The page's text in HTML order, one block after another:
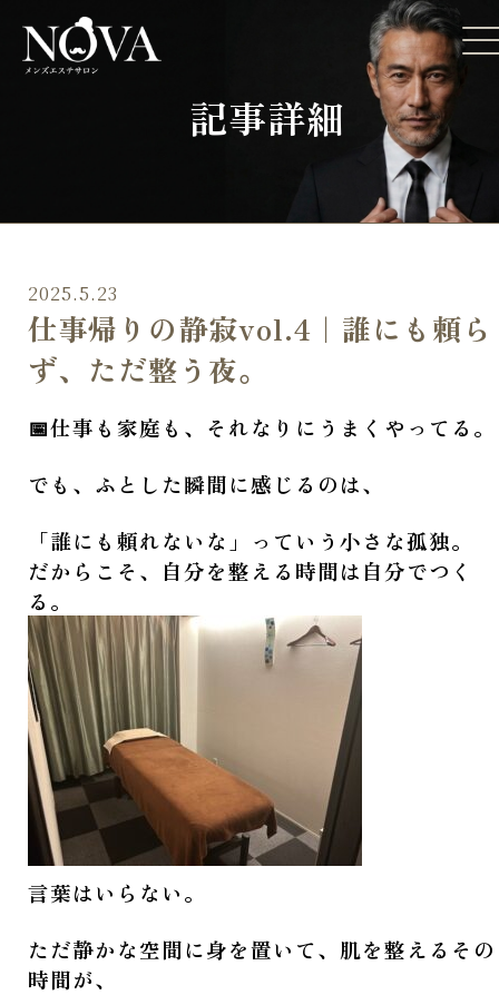
記事詳細
2025.5.23
仕事帰りの静寂vol.4｜誰にも頼ら
ず、ただ整う夜。
📅仕事も家庭も、それなりにうまくやってる。
でも、ふとした瞬間に感じるのは、
「誰にも頼れないな」っていう小さな孤独。
だからこそ、自分を整える時間は自分でつく
る。
言葉はいらない。
ただ静かな空間に身を置いて、肌を整えるその
時間が、